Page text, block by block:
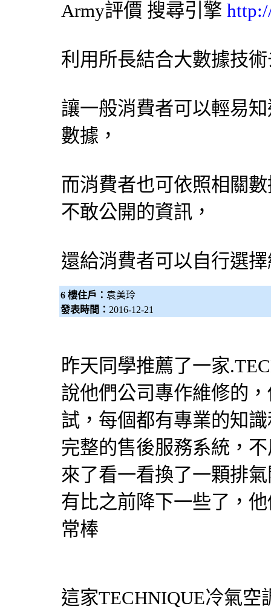
Army評價 搜尋引擎
利用所長結合大數據技
讓一般消費者可以輕易
數據，
而消費者也可依照相關
不敢公開的資訊，
還給消費者可以自行選
6 樓住戶： 袁美玲
發表時間： 2016-12-21
昨天同學推薦了一家
說他們公司專作維修的
試，每個都有專業的知
完整的售後服務系統，
來了看一看換了一顆排
有比之前降下一些了，
常棒
這家TECHNIQUE冷氣空